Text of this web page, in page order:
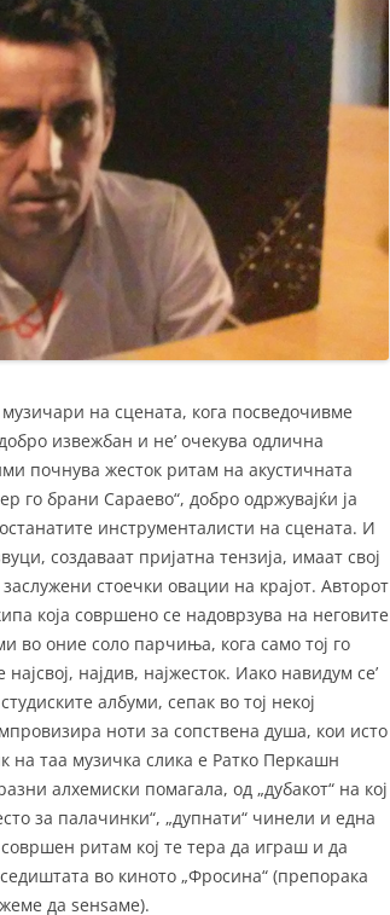
на сцената, кога посведочивме
извежбан и не’ очекува одлична
почнува жесток ритам на акустичната
го брани Сараево“, добро одржувајќи ја
инструменталисти на сцената. И
создаваат пријатна тензија, имаат свој
стоечки овации на крајот. Авторот
која совршено се надоврзува на неговите
во оние соло парчиња, кога само тој го
најдив, најжесток. Иако навидум се’
албуми, сепак во тој некој
ноти за сопствена душа, кои исто
на таа музичка слика е Ратко Перкашн
алхемиски помагала, од „дубакот“ на кој
за палачинки“, „дупнати“ чинели и една
ритам кој те тера да играш и да
во киното „Фросина“ (препорака
да ѕенѕаме).